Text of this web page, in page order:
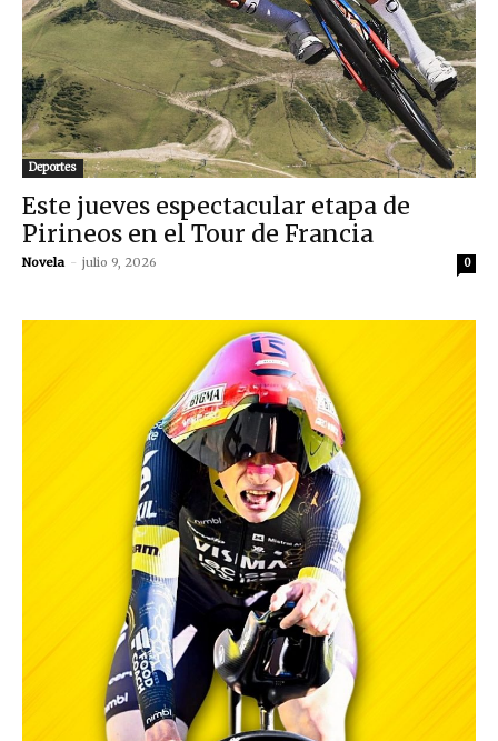
Deportes
Este jueves espectacular etapa de
Pirineos en el Tour de Francia
Novela - julio 9, 2026 0